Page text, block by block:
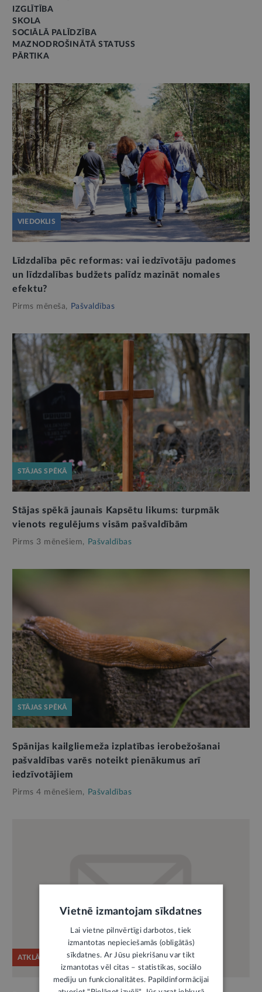
IZGLĪTĪBA
SKOLA
SOCIĀLĀ PALĪDZĪBA
MAZNODROŠINĀTĀ STATUSS
PĀRTIKA
VIEDOKLIS
Līdzdalība pēc reformas: vai iedzīvotāju padomes
un līdzdalības budžets palīdz mazināt nomales
efektu?
Pirms mēneša, Pašvaldības
STĀJAS SPĒKĀ
Stājas spēkā jaunais Kapsētu likums: turpmāk
vienots regulējums visām pašvaldībām
Pirms 3 mēnešiem, Pašvaldības
STĀJAS SPĒKĀ
Spānijas kailgliemeža izplatības ierobežošanai
pašvaldības varēs noteikt pienākumus arī
iedzīvotājiem
Pirms 4 mēnešiem, Pašvaldības
ATKLĀTĀ VĒSTULE
Vietnē izmantojam sīkdatnes
Lai vietne pilnvērtīgi darbotos, tiek
izmantotas nepieciešamās (obligātās)
sīkdatnes. Ar Jūsu piekrišanu var tikt
izmantotas vēl citas – statistikas, sociālo
mediju un funkcionalitātes. Papildinformācijai